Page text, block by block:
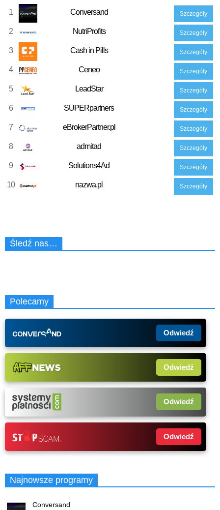
1 Conversand Szczegóły
2 NutriProfits Szczegóły
3 Cash in Pills Szczegóły
4 Ceneo Szczegóły
5 LeadStar Szczegóły
6 SUPERpartners Szczegóły
7 eBrokerPartner.pl Szczegóły
8 admitad Szczegóły
9 Solutions4Ad Szczegóły
10 nazwa.pl Szczegóły
Śledź nas…
Polecamy
Odwiedź
Odwiedź
Odwiedź
Odwiedź
Najnowsze programy
Conversand